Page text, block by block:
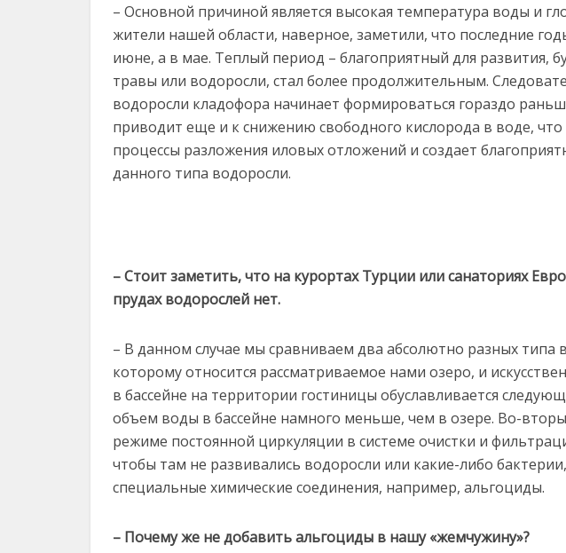
– Основной причиной является высокая температура воды и
жители нашей области, наверное, заметили, что последние
июне, а в мае. Теплый период – благоприятный для развития,
травы или водоросли, стал более продолжительным.
водоросли кладофора начинает формироваться гораздо
приводит еще и к снижению свободного кислорода в воде,
процессы разложения иловых отложений и создает
данного типа водоросли.
– Стоит заметить, что на курортах Турции или санаториях
прудах водорослей нет.
– В данном случае мы сравниваем два абсолютно разных
которому относится рассматриваемое нами озеро, и
в бассейне на территории гостиницы обуславливается
объем воды в бассейне намного меньше, чем в озере. Во-
режиме постоянной циркуляции в системе очистки и
чтобы там не развивались водоросли или какие-либо
специальные химические соединения, например, альгоциды.
– Почему же не добавить альгоциды в нашу «жемчужину»?